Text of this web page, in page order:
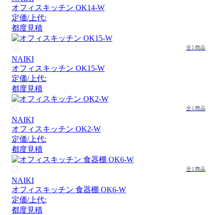
オフィスキッチン OK14-W
定価/上代:
都度見積
全1商品
NAIKI
オフィスキッチン OK15-W
定価/上代:
都度見積
全1商品
NAIKI
オフィスキッチン OK2-W
定価/上代:
都度見積
全1商品
NAIKI
オフィスキッチン 食器棚 OK6-W
定価/上代:
都度見積